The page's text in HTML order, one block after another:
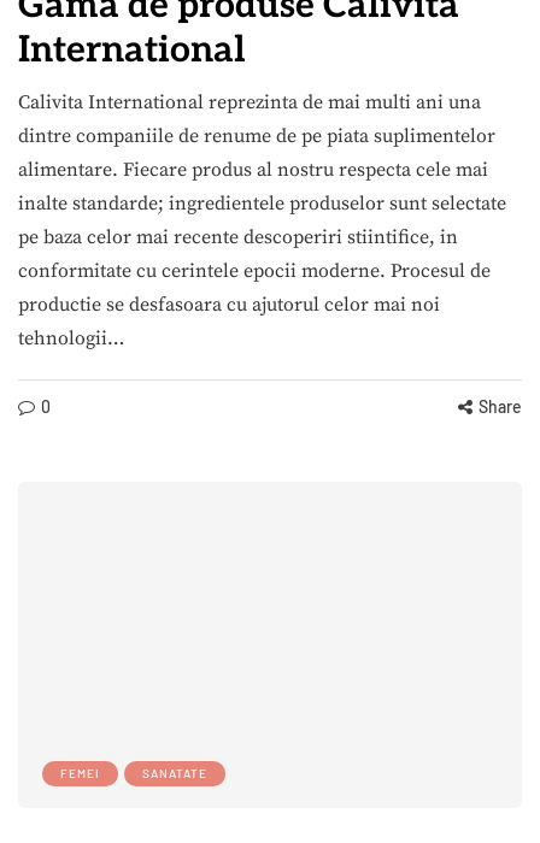
International
Calivita International reprezinta de mai multi ani una
dintre companiile de renume de pe piata suplimentelor
alimentare. Fiecare produs al nostru respecta cele mai
inalte standarde; ingredientele produselor sunt selectate
pe baza celor mai recente descoperiri stiintifice, in
conformitate cu cerintele epocii moderne. Procesul de
productie se desfasoara cu ajutorul celor mai noi
tehnologii…
0 Share
FEMEI SANATATE